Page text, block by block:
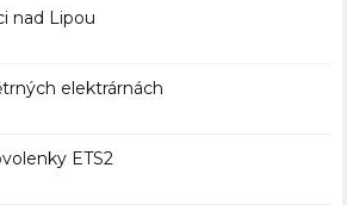
nad Lipou
elektrárnách
ETS2